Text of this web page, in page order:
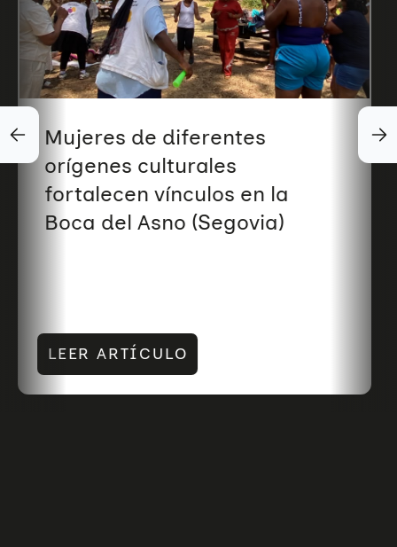
Mujeres de diferentes
orígenes culturales
fortalecen vínculos en la
Boca del Asno (Segovia)
LEER ARTÍCULO